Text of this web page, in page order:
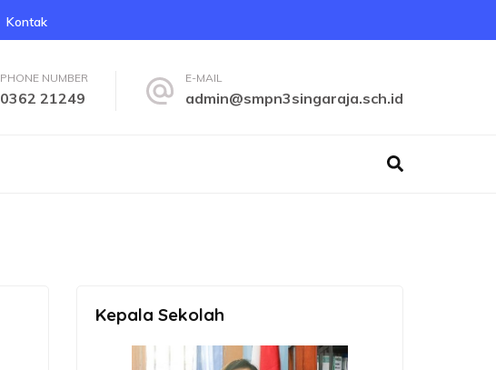
Kontak
PHONE NUMBER
0362 21249
E-MAIL
admin@smpn3singaraja.sch.id
Kepala Sekolah